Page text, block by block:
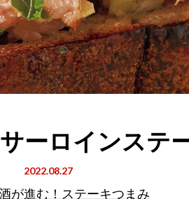
ーロインステ
2022.08.27
が進む！ステーキつまみ